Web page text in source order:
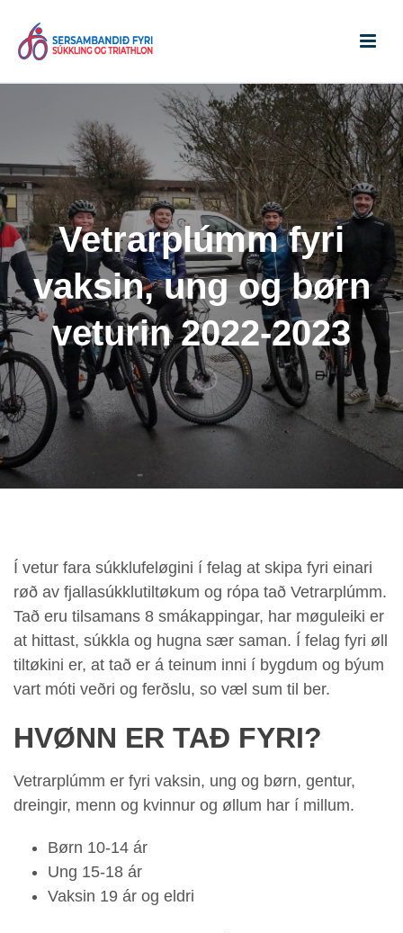
Vetrarplúmm fyri
vaksin, ung og børn
veturin 2022-2023
Í vetur fara súkklufeløgini í felag at skipa fyri einari
røð av fjallasúkklutiltøkum og rópa tað Vetrarplúmm.
Tað eru tilsamans 8 smákappingar, har møguleiki er
at hittast, súkkla og hugna sær saman. Í felag fyri øll
tiltøkini er, at tað er á teinum inni í bygdum og býum
vart móti veðri og ferðslu, so væl sum til ber.
HVØNN ER TAÐ FYRI?
Vetrarplúmm er fyri vaksin, ung og børn, gentur,
dreingir, menn og kvinnur og øllum har í millum.
Børn 10-14 ár
Ung 15-18 ár
Vaksin 19 ár og eldri